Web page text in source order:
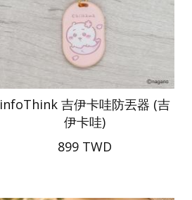
infoThink 吉伊卡哇防丟器 (吉
伊卡哇)
899 TWD